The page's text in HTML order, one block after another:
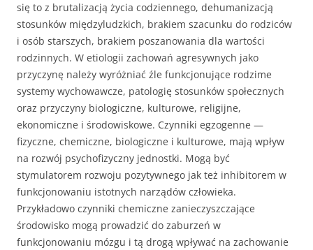
się to z brutalizacją życia codziennego, dehumanizacją
stosunków międzyludzkich, brakiem szacunku do rodziców
i osób starszych, brakiem poszanowania dla wartości
rodzinnych. W etiologii zachowań agresywnych jako
przyczynę należy wyróżniać źle funkcjonujące rodzime
systemy wychowawcze, patologię stosunków społecznych
oraz przyczyny biologiczne, kulturowe, religijne,
ekonomiczne i środowiskowe. Czynniki egzogenne —
fizyczne, chemiczne, biologiczne i kulturowe, mają wpływ
na rozwój psychofizyczny jednostki. Mogą być
stymulatorem rozwoju pozytywnego jak też inhibitorem w
funkcjonowaniu istotnych narządów człowieka.
Przykładowo czynniki chemiczne zanieczyszczające
środowisko mogą prowadzić do zaburzeń w
funkcjonowaniu mózgu i tą drogą wpływać na zachowanie